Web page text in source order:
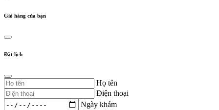
Giỏ hàng của bạn
Đặt lịch
Họ tên
Điện thoại
Ngày khám